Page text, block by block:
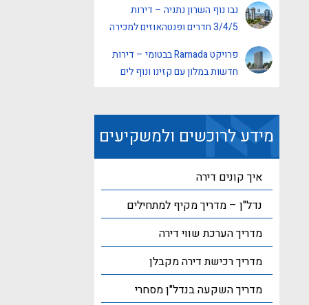
נבו נוף השרון נתניה – דירות
3/4/5 חדרים ופנטהאוזים למכירה
פרויקט Ramada בבטומי – דירות
חדשות במלון עם קזינו ונוף לים
מידע לרוכשים ולמשקיעים
איך קונים דירה
נדל"ן – מדריך מקיף למתחילים
מדריך הערכת שווי דירה
מדריך רכישת דירה מקבלן
מדריך השקעה בנדל"ן מסחרי